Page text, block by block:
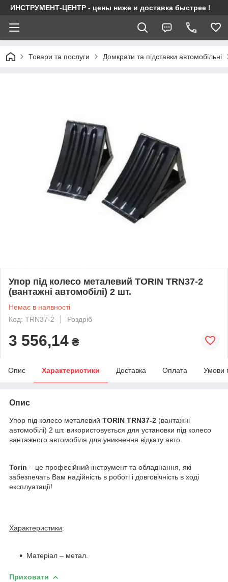
ИНСТРУМЕНТ-ЦЕНТР - цены ниже и доставка быстрее !
Товари та послуги Домкрати та підставки автомобільні
Упор під колесо металевий TORIN TRN37-2
(вантажні автомобілі) 2 шт.
Немає в наявності
Код: TRN37-2
Роздріб
3 556,14 ₴
Опис Характеристики Доставка Оплата Умови
Опис
Упор під колесо металевий TORIN TRN37-2 (вантажні
автомобілі) 2 шт. використовується для установки під колесо
вантажного автомобіля для уникнення відкату авто.
Torin – це професійний інструмент та обладнання, які
забезпечать Вам надійність в роботі і довговічність в ході
експлуатації!
Характеристики:
Матеріал – метал.
Приховати